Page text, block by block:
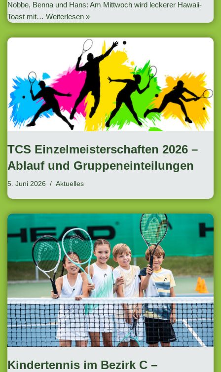
Nobbe, Benna und Hans: Am Mittwoch wird leckerer Hawaii-
Toast mit… Weiterlesen »
TCS Einzelmeisterschaften 2026 –
Ablauf und Gruppeneinteilungen
5. Juni 2026 Aktuelles
Kindertennis im Bezirk C –